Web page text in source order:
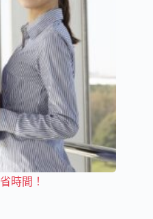
時間！